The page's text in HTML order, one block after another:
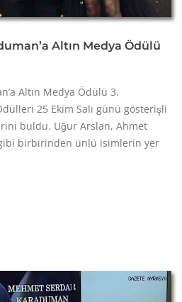
Altın Medya Ödülü
Altın Medya Ödülü 3.
25 Ekim Salı günü gösterişli
buldu. Uğur Arslan, Ahmet
gibi birbirinden ünlü isimlerin yer